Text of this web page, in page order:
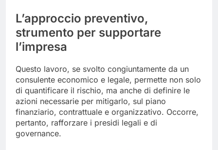
L’approccio preventivo,
strumento per supportare
l’impresa
Questo lavoro, se svolto congiuntamente da un
consulente economico e legale, permette non solo
di quantificare il rischio, ma anche di definire le
azioni necessarie per mitigarlo, sul piano
finanziario, contrattuale e organizzativo. Occorre,
pertanto, rafforzare i presidi legali e di
governance.